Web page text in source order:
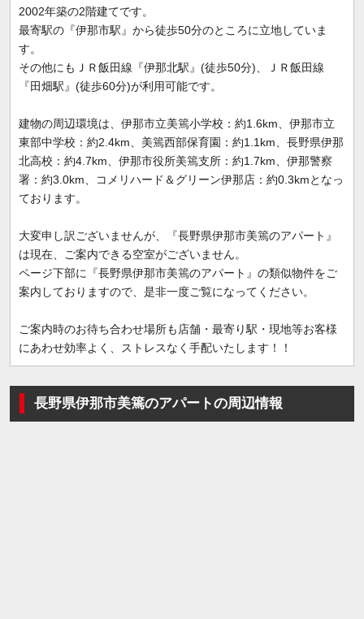
2002年築の2階建てです。
最寄駅の『伊那市駅』から徒歩50分のところに立地していま
す。
その他にもＪＲ飯田線『伊那北駅』(徒歩50分)、ＪＲ飯田線
『田畑駅』(徒歩60分)が利用可能です。
建物の周辺環境は、伊那市立美篶小学校：約1.6km、伊那市立
東部中学校：約2.4km、美篶西部保育園：約1.1km、長野県伊那
北高校：約4.7km、伊那市役所美篶支所：約1.7km、伊那警察
署：約3.0km、コメリハード＆グリーン伊那店：約0.3kmとなっ
ております。
大変申し訳ございませんが、『長野県伊那市美篶のアパート』
は現在、ご案内できる空室がございません。
ページ下部に『長野県伊那市美篶のアパート』の類似物件をご
案内しておりますので、是非一度ご覧になってください。
ご案内時のお待ち合わせ場所も店舗・最寄り駅・現地等お客様
にあわせ効率よく、ストレスなく手配いたします！！
長野県伊那市美篶のアパートの周辺情報